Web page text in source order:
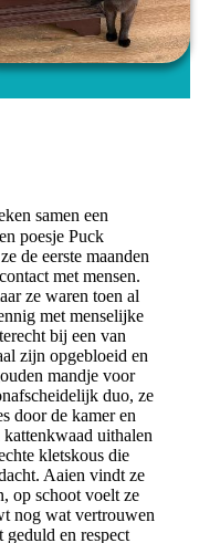
samen een
poesje Puck
de eerste maanden
met mensen.
ze waren toen al
met menselijke
bij een van
zijn opgebloeid en
mandje voor
duo, ze
door de kamer en
uithalen
kletskous die
Aaien vindt ze
op schoot voelt ze
nog wat vertrouwen
geduld en respect